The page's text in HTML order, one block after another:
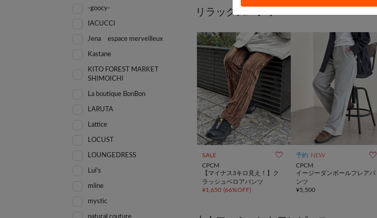
リラックスパンツ
SALE 
CPCM
【マイナス3キロ見え！】ク
ラッシュベロアパンツ
¥1,650 (66%OFF)
予約 NEW 
CPCM
イージーダンボールフレアパ
ンツ
¥5,500
-goocy-
IACUCCI
Jena espace merveilleux
Kastane
KITO FOREST MARKET
SHIMOICHI
La boutique BonBon
LARUTA
Lattice
LOCUST
LOUNGEDRESS
Lui's
mline
mystic